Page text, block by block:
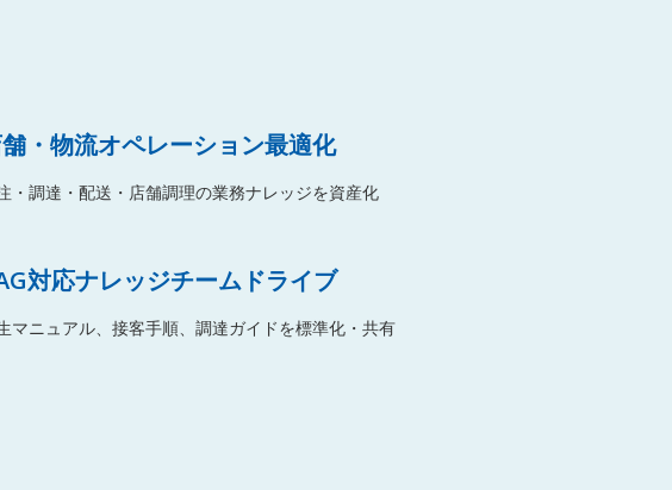
・物流オペレーション最適化
・調達・配送・店舗調理の業務ナレッジを資産化
対応ナレッジチームドライブ
マニュアル、接客手順、調達ガイドを標準化・共有